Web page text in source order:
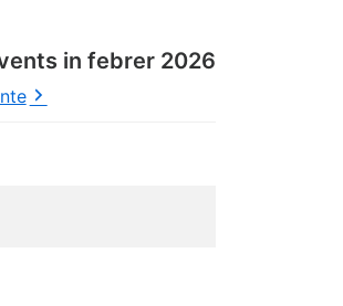
in febrer 2026